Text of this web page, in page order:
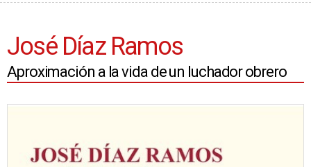
José Díaz Ramos
Aproximación a la vida de un luchador obrero